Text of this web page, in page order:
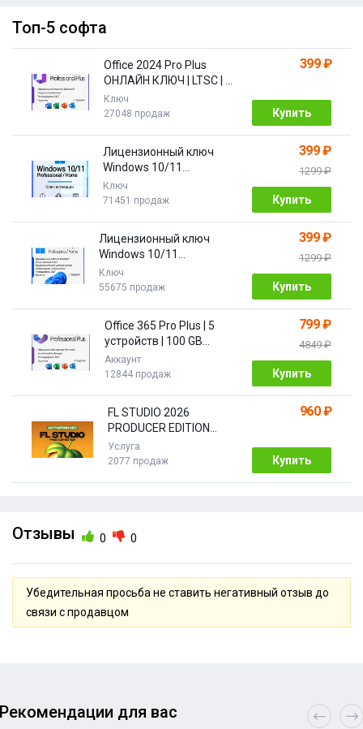
Топ-5 софта
Office 2024 Pro Plus
ОНЛАЙН КЛЮЧ | LTSC | +
ПОДАРОК
Ключ
27048 продаж
399 ₽
Купить
Лицензионный ключ
Windows 10/11
Pro/Home 32/64 bit
Ключ
71451 продаж
399 ₽
1299 ₽
Купить
Лицензионный ключ
Windows 10/11
PRO/HOME | с привязкой
Ключ
55675 продаж
399 ₽
1299 ₽
Купить
Office 365 Pro Plus | 5
устройств | 100 GB
Облако| 1 год
Аккаунт
12844 продаж
799 ₽
4849 ₽
Купить
FL STUDIO 2026
PRODUCER EDITION
[Бессрочная]
Услуга
2077 продаж
960 ₽
Купить
Отзывы 0 0
Убедительная просьба не ставить негативный отзыв до
связи с продавцом
Рекомендации для вас